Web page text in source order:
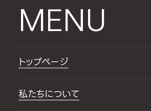
MENU
トップページ
私たちについて